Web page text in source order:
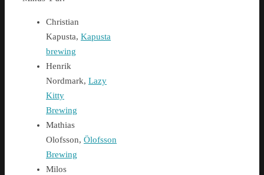
Christian
Kapusta, Kapusta
brewing
Henrik
Nordmark, Lazy
Kitty
Brewing
Mathias
Olofsson, Ölofsson
Brewing
Milos